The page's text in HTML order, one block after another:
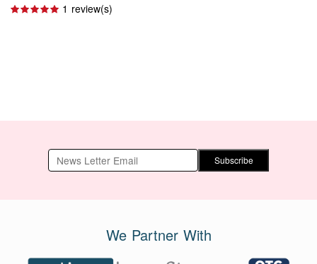
1 review(s)
Subscribe
We Partner With